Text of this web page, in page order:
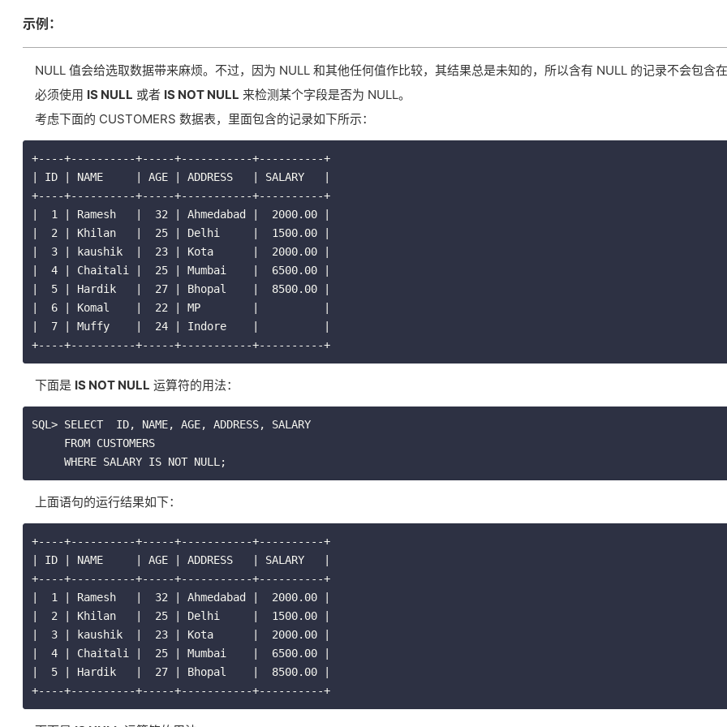
示例：
NULL 值会给选取数据带来麻烦。不过，因为 NULL 和其他任何值作比较，其结果总是未知的，所以含有 NULL 的记录不会包含在
必须使用 IS NULL 或者 IS NOT NULL 来检测某个字段是否为 NULL。
考虑下面的 CUSTOMERS 数据表，里面包含的记录如下所示：
+----+----------+-----+-----------+----------+
| ID | NAME     | AGE | ADDRESS   | SALARY   |
+----+----------+-----+-----------+----------+
|  1 | Ramesh   |  32 | Ahmedabad |  2000.00 |
|  2 | Khilan   |  25 | Delhi     |  1500.00 |
|  3 | kaushik  |  23 | Kota      |  2000.00 |
|  4 | Chaitali |  25 | Mumbai    |  6500.00 |
|  5 | Hardik   |  27 | Bhopal    |  8500.00 |
|  6 | Komal    |  22 | MP        |          |
|  7 | Muffy    |  24 | Indore    |          |
+----+----------+-----+-----------+----------+
下面是 IS NOT NULL 运算符的用法：
SQL> SELECT  ID, NAME, AGE, ADDRESS, SALARY
     WHERE SALARY IS NOT NULL;
上面语句的运行结果如下：
+----+----------+-----+-----------+----------+
| ID | NAME     | AGE | ADDRESS   | SALARY   |
+----+----------+-----+-----------+----------+
|  1 | Ramesh   |  32 | Ahmedabad |  2000.00 |
|  2 | Khilan   |  25 | Delhi     |  1500.00 |
|  3 | kaushik  |  23 | Kota      |  2000.00 |
|  4 | Chaitali |  25 | Mumbai    |  6500.00 |
|  5 | Hardik   |  27 | Bhopal    |  8500.00 |
+----+----------+-----+-----------+----------+